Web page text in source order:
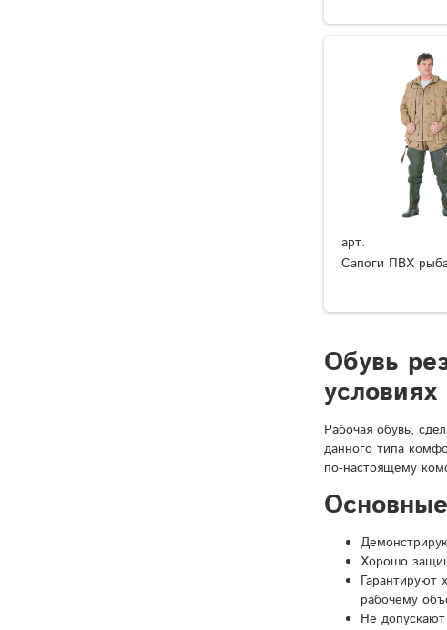
арт.
Сапоги ПВХ
Обувь
условиях
Рабочая обувь,
данного типа
по-настоящему
Хорошо
рабочему
Не